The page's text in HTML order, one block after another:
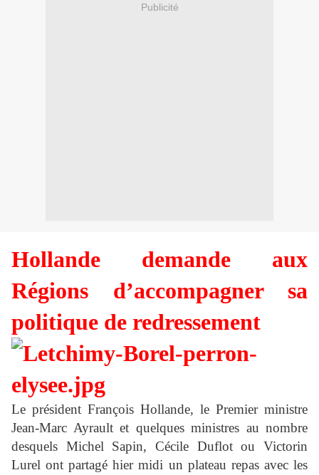
Publicité
Hollande demande aux
Régions d’accompagner sa
politique de redressement
Le président François Hollande, le Premier ministre
Jean-Marc Ayrault et quelques ministres au nombre
desquels Michel Sapin, Cécile Duflot ou Victorin
Lurelont partagé hier midi un plateau repas avec les